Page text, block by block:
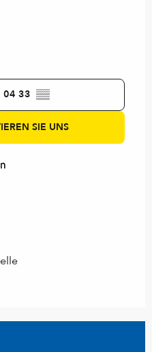
04 33 ▒▒
SIE UNS